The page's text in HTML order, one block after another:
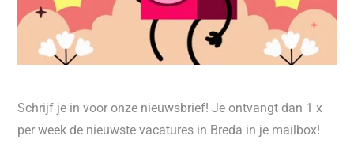
Schrijf je in voor onze nieuwsbrief! Je ontvangt dan 1 x
per week de nieuwste vacatures in Breda in je mailbox!